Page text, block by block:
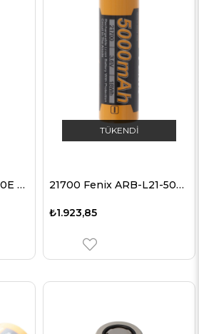
Samsung INR21700 50E 5000mAh maks. 15A 3.6-3.7 volt 21.25x70.8mm
TÜKENDI
21700 Fenix ARB-L21-5000 Li-ion pil boyutu 21700, 76x21,5 mm boyutunda
₺1.923,85